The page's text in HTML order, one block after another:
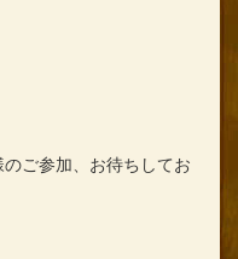
ご参加、お待ちしてお